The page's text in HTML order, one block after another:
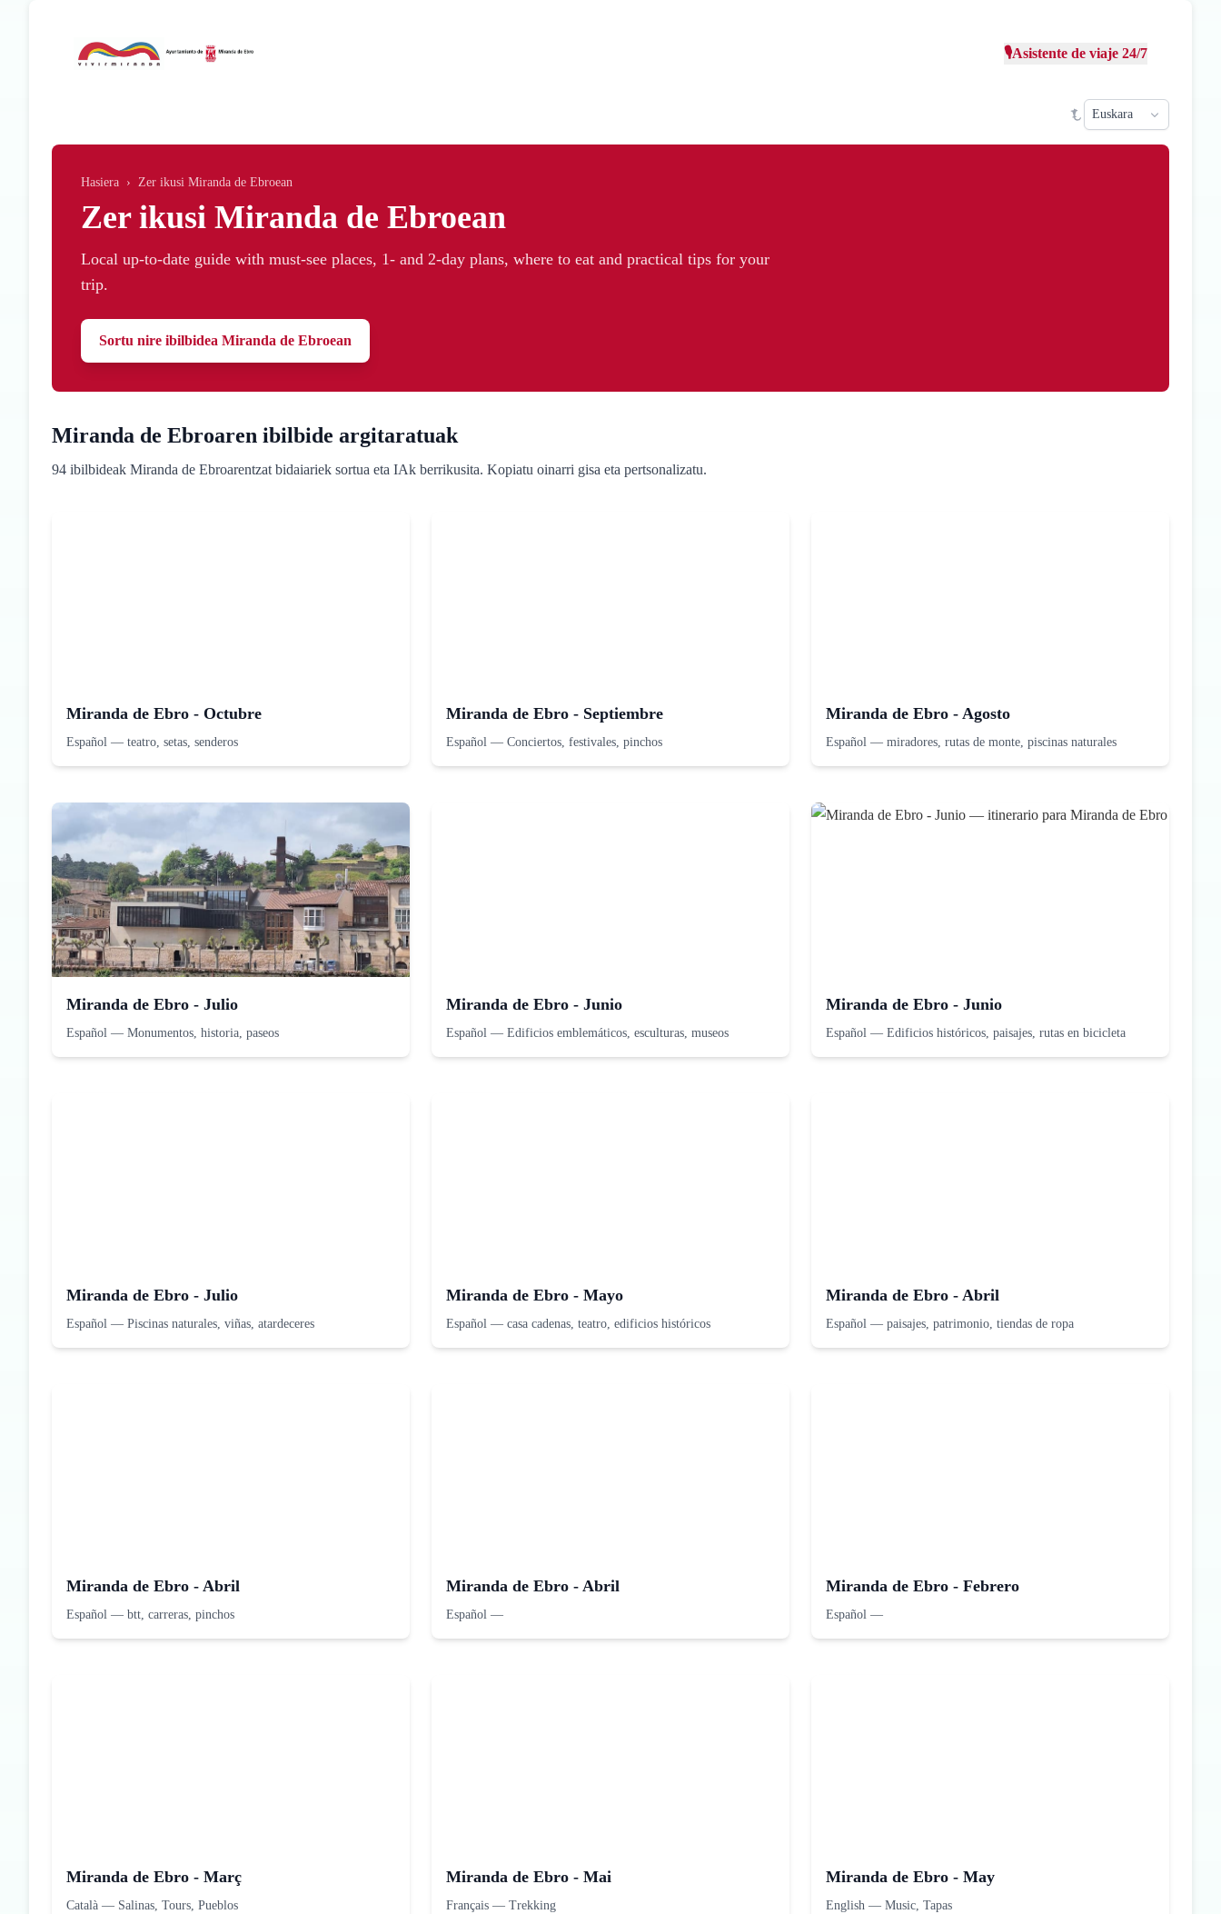
🎙️Asistente de viaje 24/7
Hasiera › Zer ikusi Miranda de Ebroean
Zer ikusi Miranda de Ebroean
Local up-to-date guide with must-see places, 1- and 2-day plans, where to eat and practical tips for your
trip.
Sortu nire ibilbidea Miranda de Ebroean
Miranda de Ebroaren ibilbide argitaratuak
94 ibilbideak Miranda de Ebroarentzat bidaiariek sortua eta IAk berrikusita. Kopiatu oinarri gisa eta pertsonalizatu.
Miranda de Ebro - Octubre
Español — teatro, setas, senderos
Miranda de Ebro - Septiembre
Español — Conciertos, festivales, pinchos
Miranda de Ebro - Agosto
Español — miradores, rutas de monte, piscinas naturales
Miranda de Ebro - Julio
Español — Monumentos, historia, paseos
Miranda de Ebro - Junio
Español — Edificios emblemáticos, esculturas, museos
Miranda de Ebro - Junio
Español — Edificios históricos, paisajes, rutas en bicicleta
Miranda de Ebro - Julio
Español — Piscinas naturales, viñas, atardeceres
Miranda de Ebro - Mayo
Español — casa cadenas, teatro, edificios históricos
Miranda de Ebro - Abril
Español — paisajes, patrimonio, tiendas de ropa
Miranda de Ebro - Abril
Español — btt, carreras, pinchos
Miranda de Ebro - Abril
Español —
Miranda de Ebro - Febrero
Español —
Miranda de Ebro - Març
Català — Salinas, Tours, Pueblos
Miranda de Ebro - Mai
Français — Trekking
Miranda de Ebro - May
English — Music, Tapas